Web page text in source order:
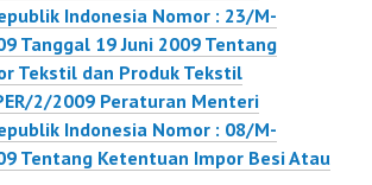
Indonesia Nomor : 23/M-
Tanggal 19 Juni 2009 Tentang
Tekstil dan Produk Tekstil
2/2009 Peraturan Menteri
Indonesia Nomor : 08/M-
Tentang Ketentuan Impor Besi Atau